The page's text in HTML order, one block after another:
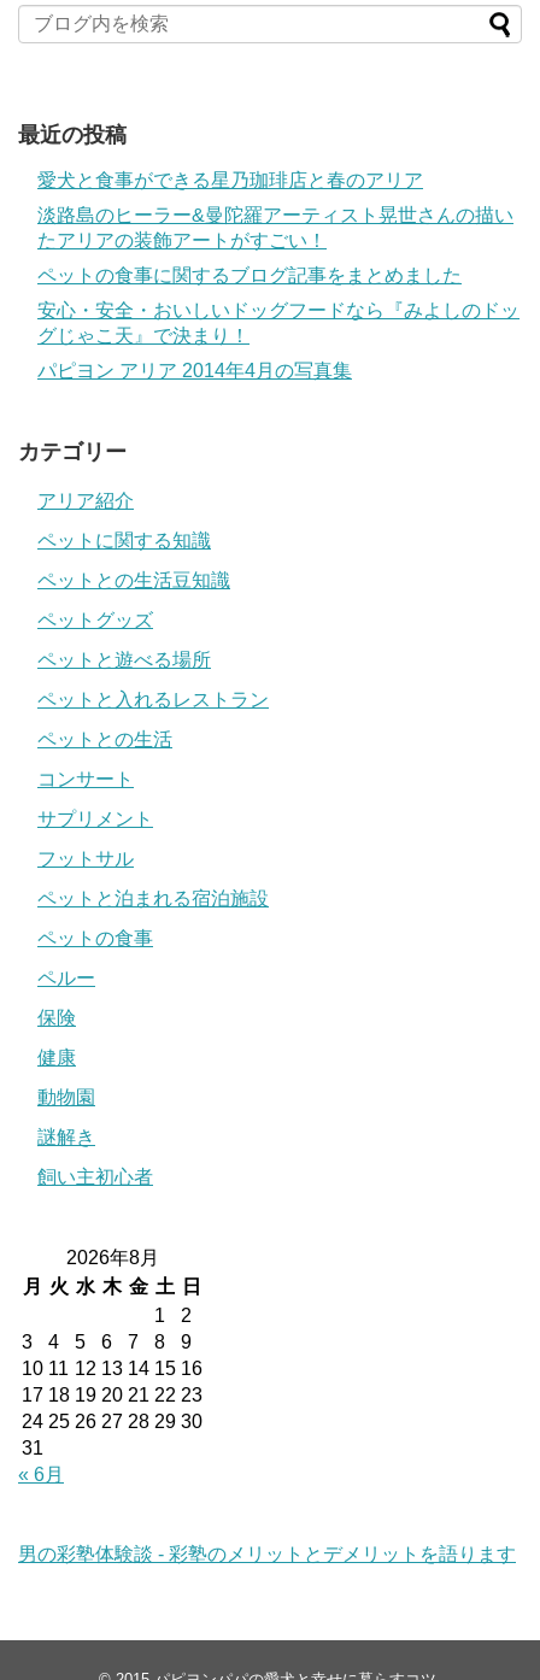
最近の投稿
愛犬と食事ができる星乃珈琲店と春のアリア
淡路島のヒーラー&曼陀羅アーティスト晃世さんの描い
たアリアの装飾アートがすごい！
ペットの食事に関するブログ記事をまとめました
安心・安全・おいしいドッグフードなら『みよしのドッ
グじゃこ天』で決まり！
パピヨン アリア 2014年4月の写真集
カテゴリー
アリア紹介
ペットに関する知識
ペットとの生活豆知識
ペットグッズ
ペットと遊べる場所
ペットと入れるレストラン
ペットとの生活
コンサート
サプリメント
フットサル
ペットと泊まれる宿泊施設
ペットの食事
ペルー
保険
健康
動物園
謎解き
飼い主初心者
2026年8月
月
火 水 木 金 土
日
1
2
3
4 5 6 7 8
9
10 11 12 13 14 15 16
17 18 19 20 21 22 23
24 25 26 27 28 29 30
31
« 6月
男の彩塾体験談 - 彩塾のメリットとデメリットを語ります